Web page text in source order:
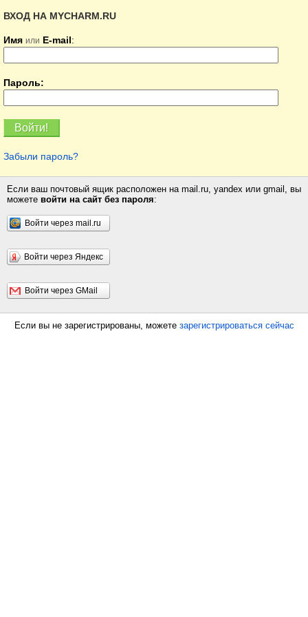
ВХОД НА MYCHARM.RU
Имя или E-mail:
Пароль:
Забыли пароль?
Если ваш почтовый ящик расположен на mail.ru, yandex или gmail, вы
можете войти на сайт без пароля:
Войти через mail.ru
Войти через Яндекс
Войти через GMail
Если вы не зарегистрированы, можете зарегистрироваться сейчас